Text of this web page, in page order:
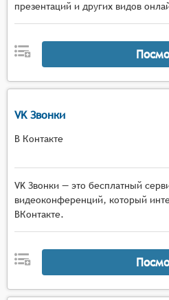
презентаций и других видов
VK Звонки
В Контакте
VK Звонки — это бесплатный
видеоконференций, который
ВКонтакте.